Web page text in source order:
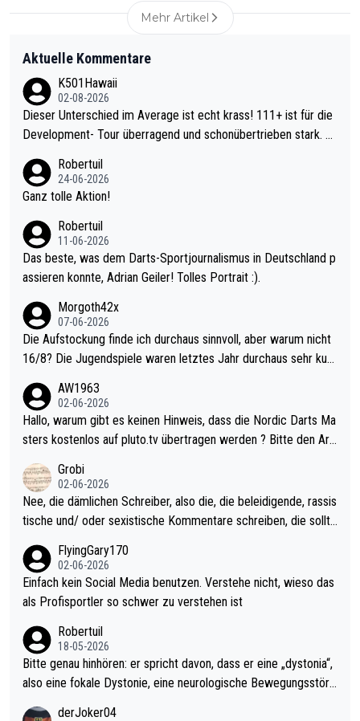
Mehr Artikel
Aktuelle Kommentare
K501Hawaii
02-08-2026
Dieser Unterschied im Average ist echt krass! 111+ ist für die
Development- Tour überragend und schonübertrieben stark. U
mal 40+ erst recht. Da gewinnst keinen Blumentopf - ist ja noc
h krasser wie ein Pokalspiel eines Kreisligisten vs einem Bund
Robertuil
24-06-2026
Ganz tolle Aktion!
Robertuil
11-06-2026
Das beste, was dem Darts-Sportjournalismus in Deutschland p
assieren konnte, Adrian Geiler! Tolles Portrait :).
Morgoth42x
07-06-2026
Die Aufstockung finde ich durchaus sinnvoll, aber warum nicht
16/8? Die Jugendspiele waren letztes Jahr durchaus sehr kurz
Allerdings ist Mitchell Lawrie als Nummer 1 der Welt eh qualifi
ziert. Somit ändert die automatische Qualifikation des Weltmei
sters erstmal nichts. Ich denke sie wollen damit für nächstes J
ohl wenig WDF Turniere spielen. Dies war bei Archie Self letzt
es Jahr der Fall. Er musste als amtierender Weltmeister durch
den Qualifier und ich glaube kaum, dass Mitchel sich das (in Ve
gas) antun würde, wenn er doch eigentlich die PDC-WM als Zi
el hat.
AW1963
02-06-2026
Hallo, warum gibt es keinen Hinweis, dass die Nordic Darts Ma
sters kostenlos auf pluto.tv übertragen werden ? Bitte den Arti
Grobi
02-06-2026
Nee, die dämlichen Schreiber, also die, die beleidigende, rassis
tische und/ oder sexistische Kommentare schreiben, die sollte
s Leben in den Griff kriegen. Nur eins wundert mich: Luke Little
r war doch neulich erst derjenige, der über Social Media GvV p
rovoziert hat. Und Littlers Mutter schießt öfters mal gegen Ric
FlyingGary170
02-06-2026
Einfach kein Social Media benutzen. Verstehe nicht, wieso das
als Profisportler so schwer zu verstehen ist
Robertuil
18-05-2026
Bitte genau hinhören: er spricht davon, dass er eine „dystonia“,
also eine fokale Dystonie, eine neurologische Bewegungsstöru
derJoker04